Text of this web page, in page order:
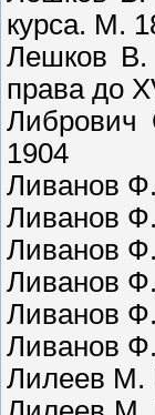
курса. М.
Лешков В.
права до
Либрович
1904
Ливанов
Ливанов
Ливанов
Ливанов
Ливанов
Ливанов
Лилеев М.